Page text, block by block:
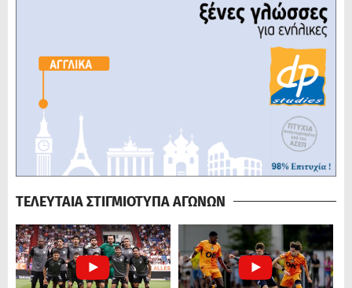
ΤΕΛΕΥΤΑΙΑ ΣΤΙΓΜΙΟΤΥΠΑ ΑΓΩΝΩΝ